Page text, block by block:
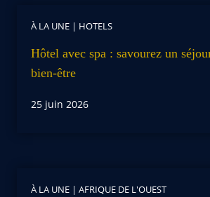
À LA UNE | HOTELS
Hôtel avec spa : savourez un
bien-être
25 juin 2026
À LA UNE | AFRIQUE DE L'OUEST